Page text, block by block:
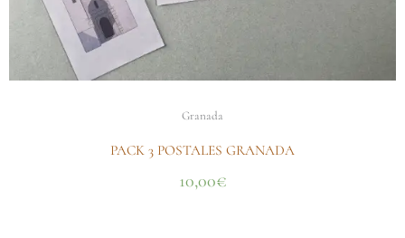
Granada
PACK 3 POSTALES GRANADA
10,00€